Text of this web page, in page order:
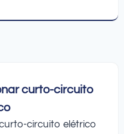
curto-circuito
circuito elétrico